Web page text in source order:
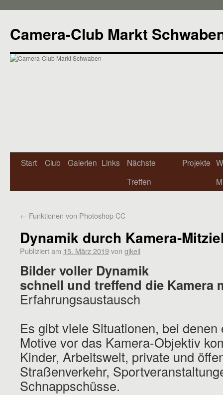
Camera-Club Markt
Start Club Galerien Links
Nächste
Treffen
Projekte
← Funktionen von Photoshop CC
Dynamik durch Kamera-
Publiziert am 15. März 2019von gjkeil
Bilder voller Dynamik
schnell und treffend die Kamera
Erfahrungsaustausch
Es gibt viele Situationen, bei denen
Motive vor das Kamera-Objektiv
Kinder, Arbeitswelt, private und
Straßenverkehr,
Schnappschüsse.